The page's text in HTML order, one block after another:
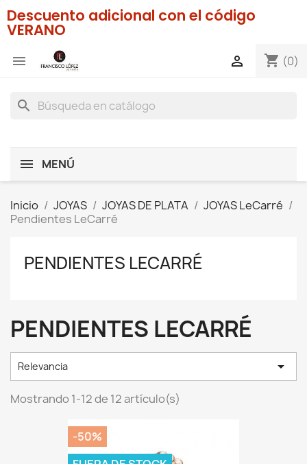
Descuento adicional con el código
VERANO
 shopping_cart (0)

search
MENÚ
Inicio JOYAS JOYAS DE PLATA
JOYAS LeCarré
Pendientes LeCarré
PENDIENTES LECARRÉ
PENDIENTES LECARRÉ
Relevancia 
Mostrando 1-12 de 12 artículo(s)
-50%